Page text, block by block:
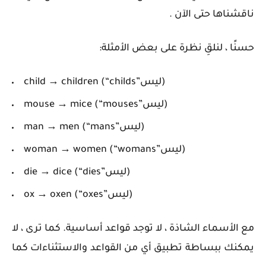
ناقشناها حتى الآن .
حسنًا ، لنلقِ نظرة على بعض الأمثلة:
child → children (“childs”ليس)
mouse → mice (“mouses”ليس)
man → men (“mans”ليس)
woman → women (“womans”ليس)
die → dice (“dies”ليس)
ox → oxen (“oxes”ليس)
مع الأسماء الشاذة ، لا توجد قواعد أساسية. كما ترى ، لا
يمكنك ببساطة تطبيق أي من القواعد والاستثناءات كما